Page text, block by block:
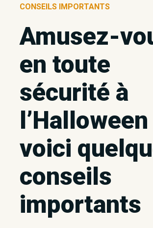
CONSEILS IMPORTANTS
Amusez-
en toute
sécurité à
l’Halloween
voici
conseils
importants